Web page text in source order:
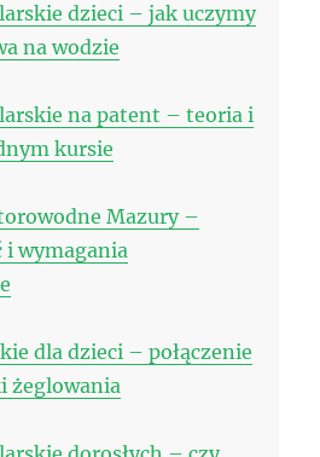
dzieci – jak uczymy
na wodzie
na patent – teoria i
kursie
Mazury –
i wymagania
dla dzieci – połączenie
żeglowania